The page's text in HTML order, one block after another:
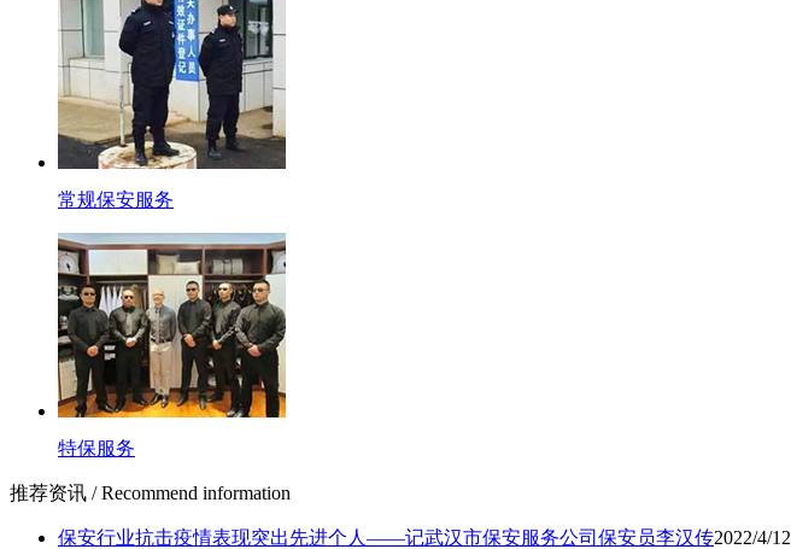
常规保安服务
特保服务
推荐资讯 / Recommend information
保安行业抗击疫情表现突出先进个人——记武汉市保安服务公司保安员李汉传2022/4/12